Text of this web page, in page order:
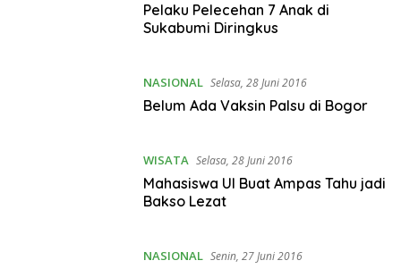
Pelaku Pelecehan 7 Anak di
Sukabumi Diringkus
NASIONAL Selasa, 28 Juni 2016
Belum Ada Vaksin Palsu di Bogor
WISATA Selasa, 28 Juni 2016
Mahasiswa UI Buat Ampas Tahu jadi
Bakso Lezat
NASIONAL Senin, 27 Juni 2016